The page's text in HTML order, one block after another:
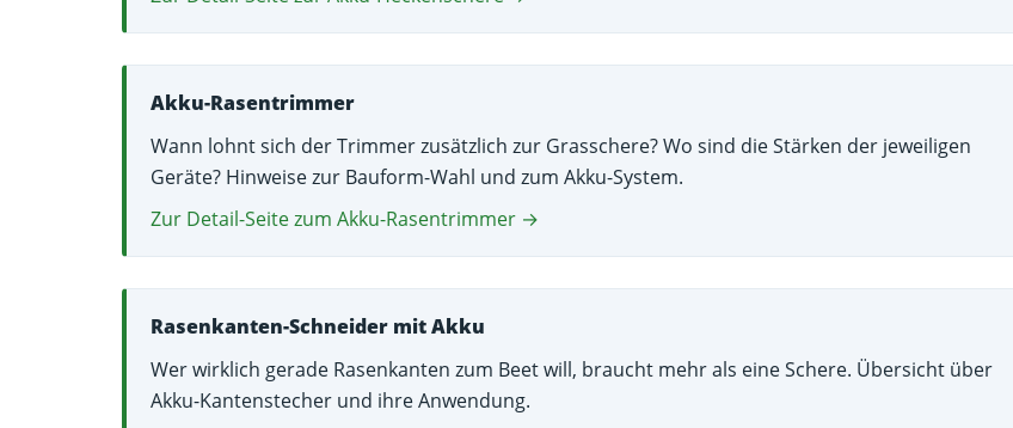
Akku-Rasentrimmer
Wann lohnt sich der Trimmer zusätzlich zur Grasschere? Wo sind die Stärken der jeweiligen
Geräte? Hinweise zur Bauform-Wahl und zum Akku-System.
Zur Detail-Seite zum Akku-Rasentrimmer →
Rasenkanten-Schneider mit Akku
Wer wirklich gerade Rasenkanten zum Beet will, braucht mehr als eine Schere. Übersicht über
Akku-Kantenstecher und ihre Anwendung.